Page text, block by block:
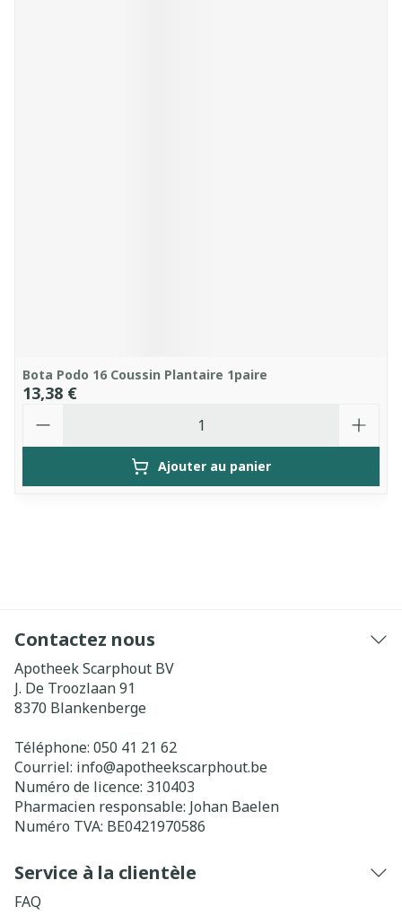
Bota Podo 16 Coussin Plantaire 1paire
13,38 €
Ajouter au panier
Contactez nous
Apotheek Scarphout BV
J. De Troozlaan 91
8370 Blankenberge
Téléphone: 050 41 21 62
Courriel: info@apotheekscarphout.be
Numéro de licence: 310403
Pharmacien responsable: Johan Baelen
Numéro TVA: BE0421970586
Service à la clientèle
FAQ